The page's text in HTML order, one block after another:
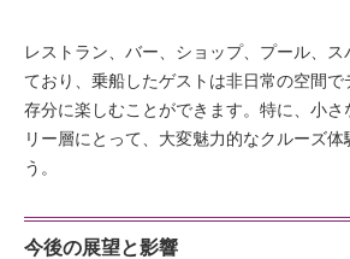
レストラン、バー、ショップ、プール、
ており、乗船したゲストは非日常の空間
存分に楽しむことができます。特に、小さ
リー層にとって、大変魅力的なクルーズ体
う。
今後の展望と影響